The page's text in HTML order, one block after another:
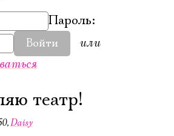
Пароль:
Войти
или
театр!
,Daisy